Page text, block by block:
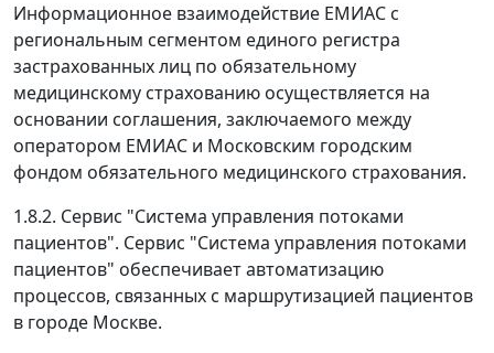
Информационное взаимодействие ЕМИАС с
региональным сегментом единого регистра
застрахованных лиц по обязательному
медицинскому страхованию осуществляется на
основании соглашения, заключаемого между
оператором ЕМИАС и Московским городским
фондом обязательного медицинского страхования.
1.8.2. Сервис "Система управления потоками
пациентов". Сервис "Система управления потоками
пациентов" обеспечивает автоматизацию
процессов, связанных с маршрутизацией пациентов
в городе Москве.